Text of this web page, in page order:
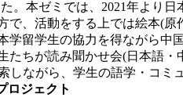
。本ゼミでは、2021年より
で、活動をする上では絵本(
学留学生の協力を得ながら中
たちが読み聞かせ会(日本語
しながら、学生の語学・コミ
ロジェクト